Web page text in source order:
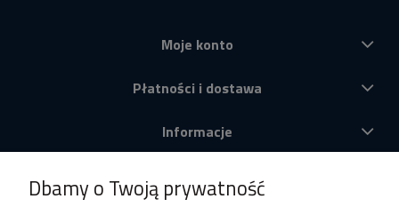
Moje konto
Płatności i dostawa
Informacje
Dbamy o Twoją prywatność